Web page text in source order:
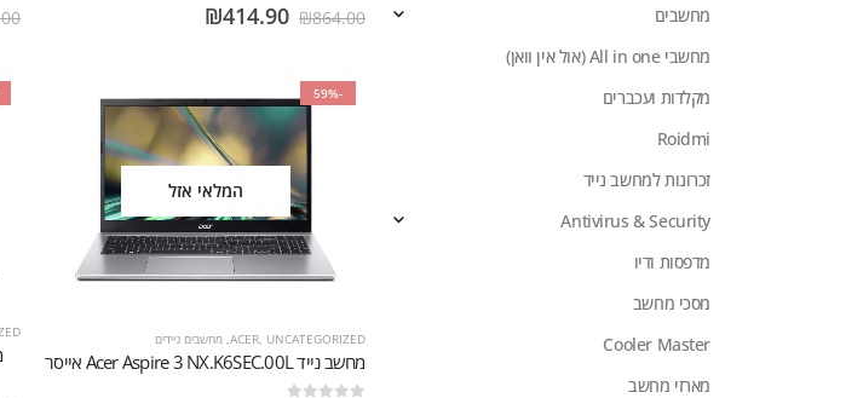
₪864.00
₪414.90
-59%
המלאי אזל
ACER, UNCATEGORIZED
, מחשבים ניידים
מחשב נייד Acer Aspire 3 NX.K6SEC.00L אייסר
מחשבים
מחשבי All in one (אול אין וואן)
מקלדות ועכברים
Roidmi
זכרונות למחשב נייד
Antivirus & Security
מדפסות ודיו
מסכי מחשב
Cooler Master
מארזי מחשב